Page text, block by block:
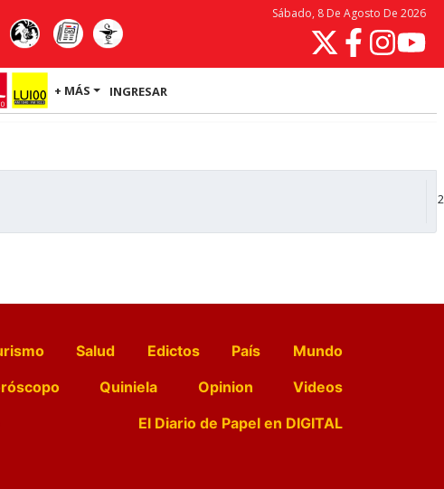
Sábado, 8 De Agosto De 2026
+ MÁS INGRESAR
Salud Edictos País
Mundo
Quiniela Opinion
Videos
El Diario de Papel en DIGITAL